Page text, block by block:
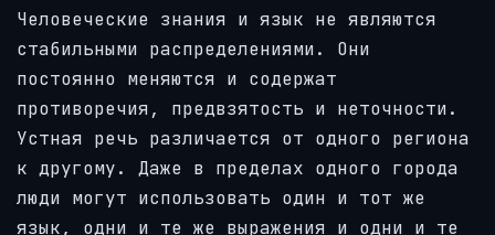
Человеческие знания и язык не являются
стабильными распределениями. Они
постоянно меняются и содержат
противоречия, предвзятость и неточности.
Устная речь различается от одного региона
к другому. Даже в пределах одного города
люди могут использовать один и тот же
язык, одни и те же выражения и одни и те